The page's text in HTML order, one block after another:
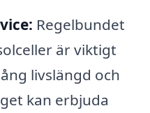
Regelbundet
är viktigt
livslängd och
kan erbjuda